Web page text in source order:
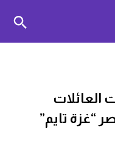
العائلات
“غزة تايم”